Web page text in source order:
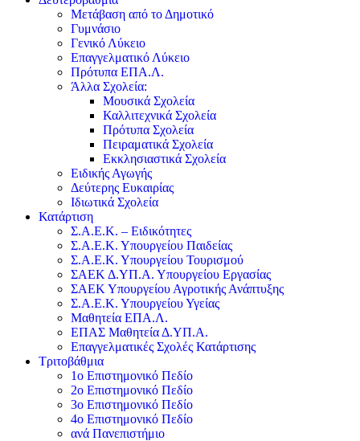
Μετάβαση από το Δημοτικό
Γυμνάσιο
Γενικό Λύκειο
Επαγγελματικό Λύκειο
Πρότυπα ΕΠΑ.Λ.
Άλλα Σχολεία:
Μουσικά Σχολεία
Καλλιτεχνικά Σχολεία
Πρότυπα Σχολεία
Πειραματικά Σχολεία
Εκκλησιαστικά Σχολεία
Ειδικής Αγωγής
Δεύτερης Ευκαιρίας
Ιδιωτικά Σχολεία
Κατάρτιση
Σ.Α.Ε.Κ. – Ειδικότητες
Σ.Α.Ε.Κ. Υπουργείου Παιδείας
Σ.Α.Ε.Κ. Υπουργείου Τουρισμού
ΣΑΕΚ Δ.ΥΠ.Α. Υπουργείου Εργασίας
ΣΑΕΚ Υπουργείου Αγροτικής Ανάπτυξης
Σ.Α.Ε.Κ. Υπουργείου Υγείας
Μαθητεία ΕΠΑ.Λ.
ΕΠΑΣ Μαθητεία Δ.ΥΠ.Α.
Επαγγελματικές Σχολές Κατάρτισης
Τριτοβάθμια
1ο Επιστημονικό Πεδίο
2ο Επιστημονικό Πεδίο
3ο Επιστημονικό Πεδίο
4ο Επιστημονικό Πεδίο
ανά Πανεπιστήμιο